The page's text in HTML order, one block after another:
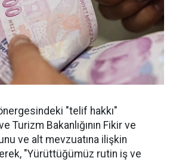
"telif hakkı"
Turizm Bakanlığının Fikir ve
ve alt mevzuatına ilişkin
"Yürüttüğümüz rutin iş ve